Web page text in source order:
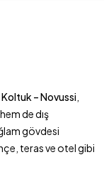
– Novussi
de dış
gövdesi
teras ve otel gibi